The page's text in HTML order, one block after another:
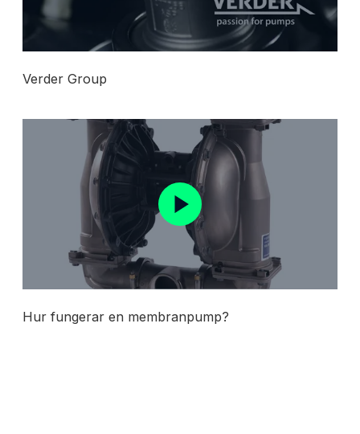
Verder Group
Hur fungerar en membranpump?